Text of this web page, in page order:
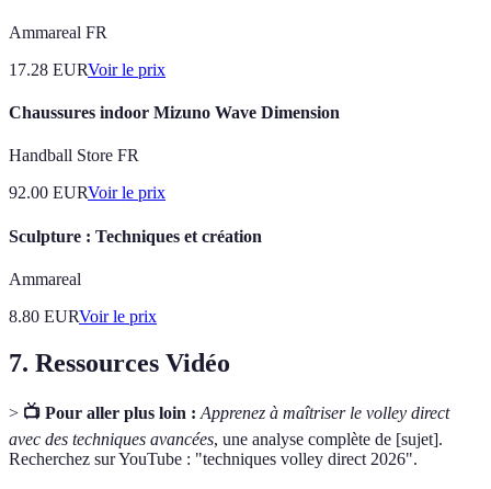
Ammareal FR
17.28 EURVoir le prix
Chaussures indoor Mizuno Wave Dimension
Handball Store FR
92.00 EURVoir le prix
Sculpture : Techniques et création
Ammareal
8.80 EURVoir le prix
7. Ressources Vidéo
> 📺 Pour aller plus loin : Apprenez à maîtriser le volley direct
avec des techniques avancées, une analyse complète de [sujet].
Recherchez sur YouTube : "techniques volley direct 2026".